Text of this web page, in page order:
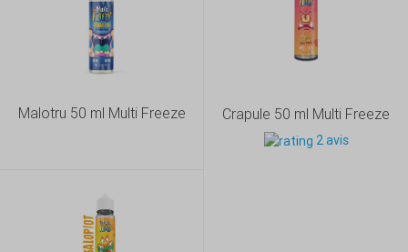
Malotru 50 ml Multi Freeze Crapule 50 ml Multi Freeze
2 avis